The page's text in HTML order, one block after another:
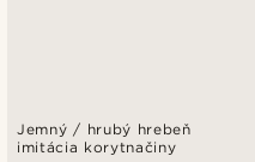
Jemný / hrubý hrebeň
imitácia korytnačiny